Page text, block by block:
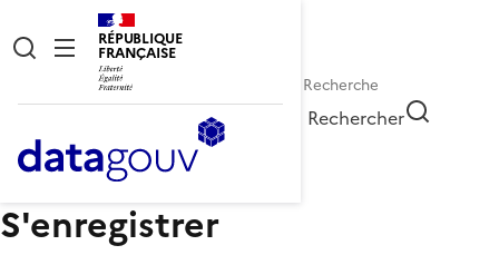
RÉPUBLIQUE
FRANÇAISE
Rechercher
S'enregistrer